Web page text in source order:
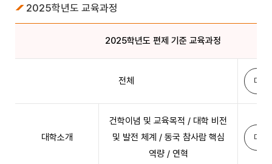
2025학년도 교육과정
2025학년도 편제 기준 교육과정
전체 다운
대학소개
건학이념 및 교육목적 / 대학 비전
및 발전 체계 / 동국 참사람 핵심
역량 / 연혁
다운